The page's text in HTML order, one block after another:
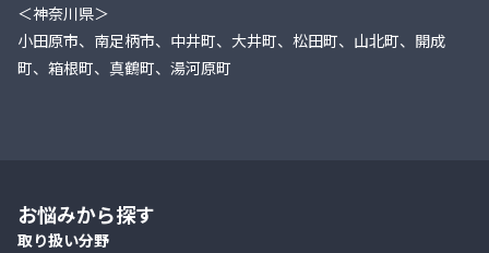
＜神奈川県＞
小田原市、南足柄市、中井町、大井町、松田町、山北町、開成
町、箱根町、真鶴町、湯河原町
お悩みから探す
取り扱い分野